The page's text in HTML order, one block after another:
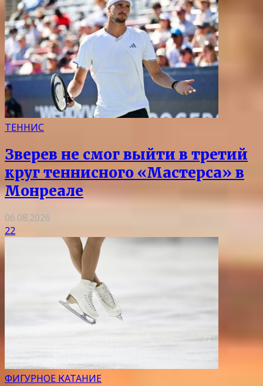
ТЕННИС
Зверев не смог выйти в третий
круг теннисного «Мастерса» в
Монреале
06.08.2026
22
ФИГУРНОЕ КАТАНИЕ